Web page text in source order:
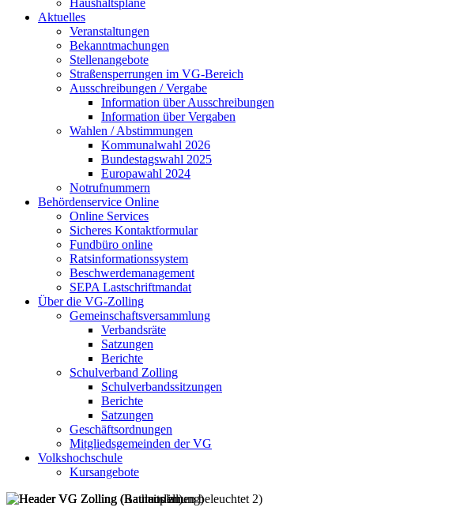
Haushaltspläne
Aktuelles
Veranstaltungen
Bekanntmachungen
Stellenangebote
Straßensperrungen im VG-Bereich
Ausschreibungen / Vergabe
Information über Ausschreibungen
Information über Vergaben
Wahlen / Abstimmungen
Kommunalwahl 2026
Bundestagswahl 2025
Europawahl 2024
Notrufnummern
Behördenservice Online
Online Services
Sicheres Kontaktformular
Fundbüro online
Ratsinformationssystem
Beschwerdemanagement
SEPA Lastschriftmandat
Über die VG-Zolling
Gemeinschaftsversammlung
Verbandsräte
Satzungen
Berichte
Schulverband Zolling
Schulverbandssitzungen
Berichte
Satzungen
Geschäftsordnungen
Mitgliedsgemeinden der VG
Volkshochschule
Kursangebote